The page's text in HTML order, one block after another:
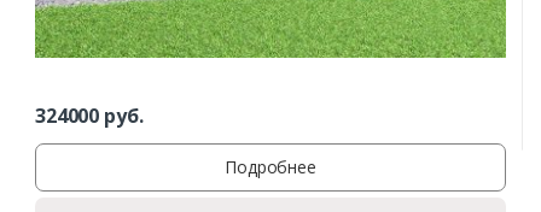
324000 руб.
Подробнее